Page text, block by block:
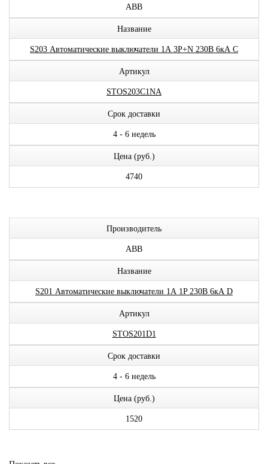
ABB
Название
S203 Автоматические выключатели 1А 3P+N 230В 6кА C
Артикул
STOS203C1NA
Срок доставки
4 - 6 недель
Цена (руб.)
4740
Производитель
ABB
Название
S201 Автоматические выключатели 1А 1P 230В 6кА D
Артикул
STOS201D1
Срок доставки
4 - 6 недель
Цена (руб.)
1520